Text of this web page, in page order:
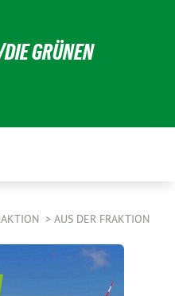
GRÜNEN
AUS DER FRAKTION